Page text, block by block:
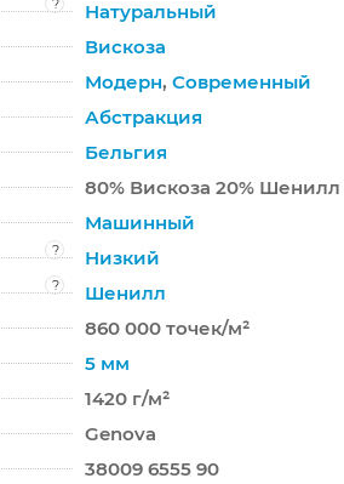
?
Натуральный
Вискоза
Модерн, Современный
Абстракция
Бельгия
80% Вискоза 20% Шенилл
Машинный
?
Низкий
?
Шенилл
860 000 точек/м²
5 мм
1420 г/м²
Genova
38009 6555 90